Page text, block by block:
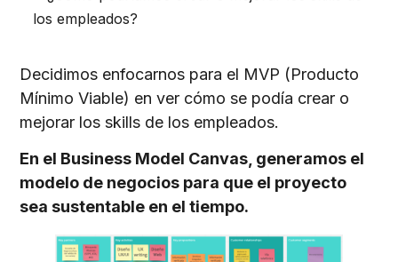
los empleados?
Decidimos enfocarnos para el MVP (Producto
Mínimo Viable) en ver cómo se podía crear o
mejorar los skills de los empleados.
En el Business Model Canvas, generamos el
modelo de negocios para que el proyecto
sea sustentable en el tiempo.